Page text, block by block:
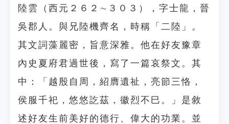
陸雲（西元２６２∼３０３），字士龍，晉
吳郡人。與兄陸機齊名，時稱「二陸」。
其文詞藻麗密，旨意深雅。他在好友豫章
內史夏府君過世後，寫了一篇哀祭文。其
中：「越殷自周，紹膺遺祉，亮節三恪，
侯服千祀，悠悠訖茲，徽烈不巳。」是敘
述好友生前美好的德行、偉大的功業。並